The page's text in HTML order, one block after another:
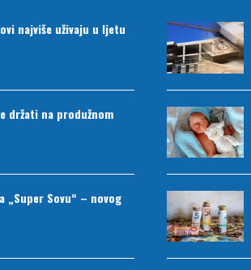
najviše uživaju u ljetu
držati na produžnom
„Super Sovu“ – novog